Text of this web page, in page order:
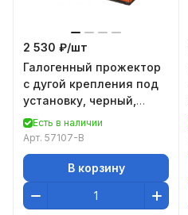
2 530 ₽/шт
Галогенный прожектор
с дугой крепления под
установку, черный,
1500Вт STAYER MASTER
MAXLight 57107-B
Есть в наличии
Арт. 57107-B
В корзину